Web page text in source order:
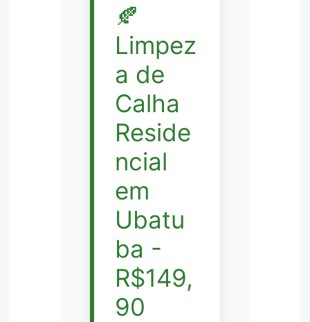
🍂
Limpez
a de
Calha
Reside
ncial
em
Ubatu
ba -
R$149,
90